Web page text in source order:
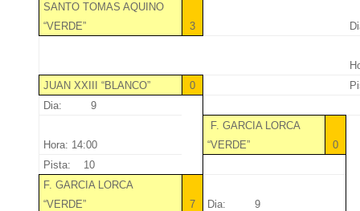
SANTO TOMAS AQUINO
“VERDE”
3
JUAN XXIII “BLANCO”
0
Dia: 9
Hora: 14:00
F. GARCIA LORCA
“VERDE”
0
Pista: 10
F. GARCIA LORCA
“VERDE”
7 Dia: 9